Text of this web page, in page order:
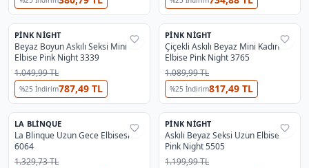
%54
PINK NIGHT
Beyaz Boyun Askılı Seksi Mini
Elbise Pink Night 3339
1.049,99 TL
%25 İndirim787,49 TL
%52
PINK NIGHT
Çiçekli Askılı Beyaz Mini Kadın
Elbise Pink Night 3765
1.089,99 TL
%25 İndirim817,49 TL
%32
OUTLET
LA BLINQUE
La Blinque Uzun Gece Elbisesi
6064
1.329,73 TL
%55
PINK NIGHT
Askılı Beyaz Seksi Uzun Elbise
Pink Night 5505
1.199,99 TL